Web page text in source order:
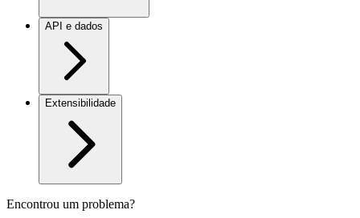
API e dados
Extensibilidade
Encontrou um problema?